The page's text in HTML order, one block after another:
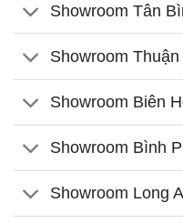
Showroom Tân
Showroom
Showroom Biên
Showroom Bình
Showroom Long